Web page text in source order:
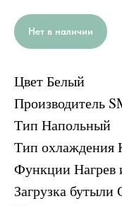
Нет в наличии
ЦветБелый
Производитель
Тип Напольный
Тип охлаждения
Функции Нагрев
Загрузка бутыли